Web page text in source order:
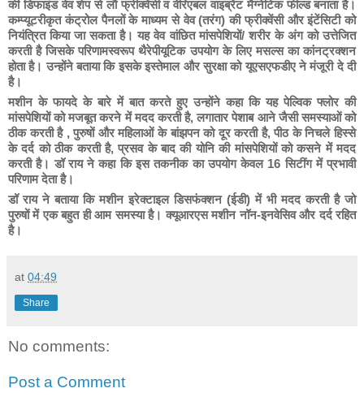
की डिफाइंड वेव शेप से लौ फ्रीक्वेंसी व वेरिएबल वाइब्रेंट मैग्नेटिक फील्ड बनाता है।
कम्प्यूटरीकृत कंट्रोल पैनलों के माध्यम से वेव(तरंग) की फ्रीक्वेंसी और इंटेंसिटी को
नियंत्रित किया जा सकता है। यह वेव वांछित मांसपेशियों/ शरीर के अंग को उत्तेजित
करती है जिसके परिणामस्वरूप थैरेपीयूटिक उपयोग के लिए मसल्स का कांनट्रक्शन
होता है। उन्होंने बताया कि इसके इस्तेमाल और सुरक्षा को यूएसएफडीए ने मंजूरी दे दी
है।
मशीन के फायदे के बारे में बात करते हुए उन्होंने कहा कि यह पेल्विक फ्लोर की
मांसपेशियों को मजबूत करने में मदद करती है,लगातार पेशाब आने जैसी समस्याओं को
ठीक करती है,पुरुषों और महिलाओं के बांझपन को दूर करती है,पीठ के निचले हिस्से
के दर्द को ठीक करती है,प्रसव के बाद की योनि की मांसपेशियों को कसने में मदद
करती है। डॉ राय ने कहा कि इस तकनीक का उपयोग केवल16 सिटींग में प्रभावी
परिणाम देता है।
डॉ राय ने बताया कि मशीन इरेक्टाइल डिसफंक्शन(ईडी) में भी मदद करती है जो
पुरुषों में एक बहुत ही आम समस्या है। क्यूआरएस मशीन नॉन-इनवेसिव और दर्द रहित
है।
at 04:49
Share
No comments:
Post a Comment